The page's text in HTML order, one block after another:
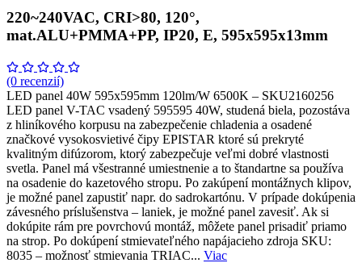
220~240VAC, CRI>80, 120°,
mat.ALU+PMMA+PP, IP20, E, 595x595x13mm
(0 recenzií)
LED panel 40W 595x595mm 120lm/W 6500K – SKU2160256
LED panel V-TAC vsadený 595595 40W, studená biela, pozostáva
z hliníkového korpusu na zabezpečenie chladenia a osadené
značkové vysokosvietivé čipy EPISTAR ktoré sú prekryté
kvalitným difúzorom, ktorý zabezpečuje veľmi dobré vlastnosti
svetla. Panel má všestranné umiestnenie a to štandartne sa používa
na osadenie do kazetového stropu. Po zakúpení montážnych klipov,
je možné panel zapustiť napr. do sadrokartónu. V prípade dokúpenia
závesného príslušenstva – laniek, je možné panel zavesiť. Ak si
dokúpite rám pre povrchovú montáž, môžete panel prisadiť priamo
na strop. Po dokúpení stmievateľného napájacieho zdroja SKU:
8035 – možnosť stmievania TRIAC... Viac